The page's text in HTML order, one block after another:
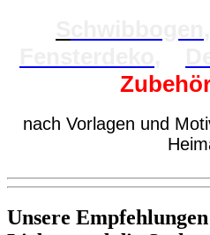
nach Vorlagen und
Unsere